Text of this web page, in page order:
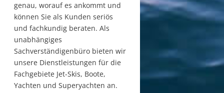
genau, worauf es ankommt und
können Sie als Kunden seriös
und fachkundig beraten. Als
unabhängiges
Sachverständigenbüro bieten wir
unsere Dienstleistungen für die
Fachgebiete Jet-Skis, Boote,
Yachten und Superyachten an.